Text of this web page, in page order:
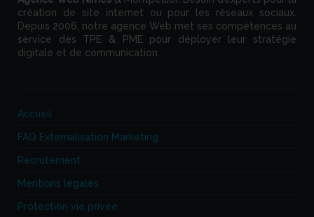
création de site internet ou pour les réseaux sociaux.
Depuis 2006, notre agence Web met ses compétences au
service des TPE & PME pour déployer leur stratégie
digitale et de communication.
Accueil
FAQ Externalisation Marketing
Recrutement
Mentions légales
Protection vie privée